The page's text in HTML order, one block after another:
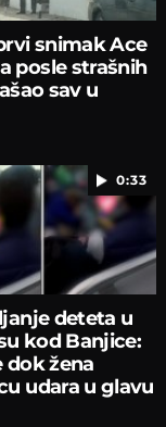
snimak Ace
posle strašnih
sav u
0:33
deteta u
kod Banjice:
dok žena
udara u glavu